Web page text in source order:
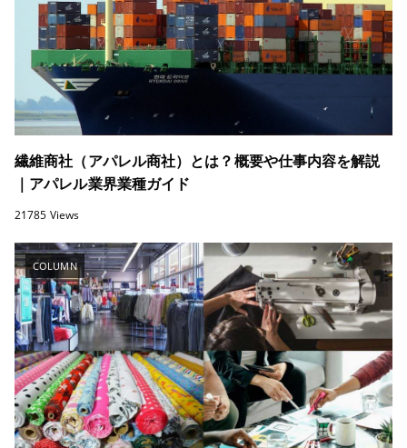
繊維商社（アパレル商社）とは？概要や仕事内容を解説
｜アパレル業界業種ガイド
21785 Views
COLUMN